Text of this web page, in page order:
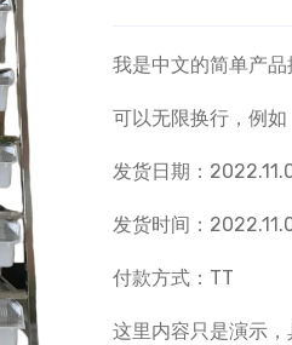
我是中文的简单产
可以无限换行，例如
发货日期：
发货时间：
付款方式：TT
这里内容只是演示